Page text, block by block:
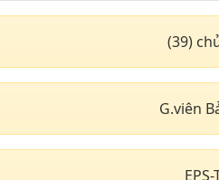
. Chuyên ngành may mặc
24. Chuyên ngành may mặc
. Chuyên ngành may
(39)
G.viên